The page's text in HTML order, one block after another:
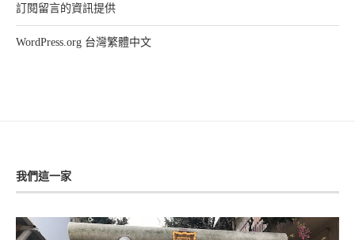
訂閱留言的資訊提供
WordPress.org 台灣繁體中文
我們這一家